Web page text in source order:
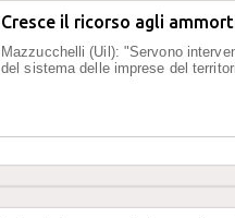
Cresce il ricorso agli
Mazzucchelli (Uil): "Servono
del sistema delle imprese del